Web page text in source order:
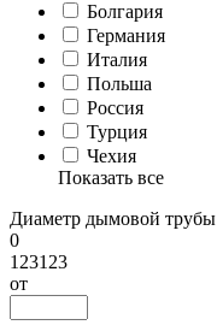
Болгария
Германия
Италия
Польша
Россия
Турция
Чехия
Показать все
Диаметр дымовой трубы
0
123123
от